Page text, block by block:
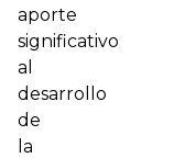
aporte
significativo
al
desarrollo
de
la